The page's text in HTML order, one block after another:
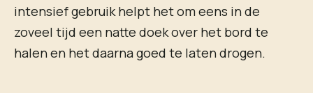
intensief gebruik helpt het om eens in de
zoveel tijd een natte doek over het bord te
halen en het daarna goed te laten drogen.